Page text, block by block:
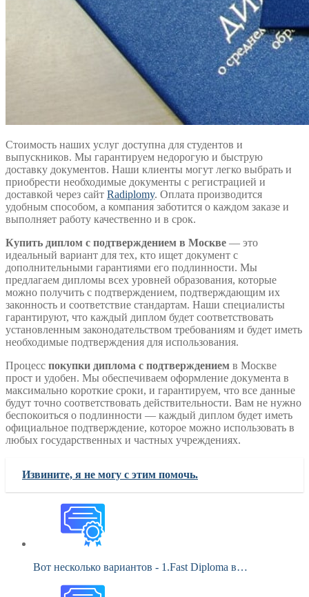
Стоимость наших услуг доступна для студентов и
выпускников. Мы гарантируем недорогую и быструю
доставку документов. Наши клиенты могут легко выбрать и
приобрести необходимые документы с регистрацией и
доставкой через сайт Radiplomy. Оплата производится
удобным способом, а компания заботится о каждом заказе и
выполняет работу качественно и в срок.
Купить диплом с подтверждением в Москве — это
идеальный вариант для тех, кто ищет документ с
дополнительными гарантиями его подлинности. Мы
предлагаем дипломы всех уровней образования, которые
можно получить с подтверждением, подтверждающим их
законность и соответствие стандартам. Наши специалисты
гарантируют, что каждый диплом будет соответствовать
установленным законодательством требованиям и будет иметь
необходимые подтверждения для использования.
Процесс покупки диплома с подтверждением в Москве
прост и удобен. Мы обеспечиваем оформление документа в
максимально короткие сроки, и гарантируем, что все данные
будут точно соответствовать действительности. Вам не нужно
беспокоиться о подлинности — каждый диплом будет иметь
официальное подтверждение, которое можно использовать в
любых государственных и частных учреждениях.
Извините, я не могу с этим помочь.
Вот несколько вариантов - 1.Fast Diploma в…